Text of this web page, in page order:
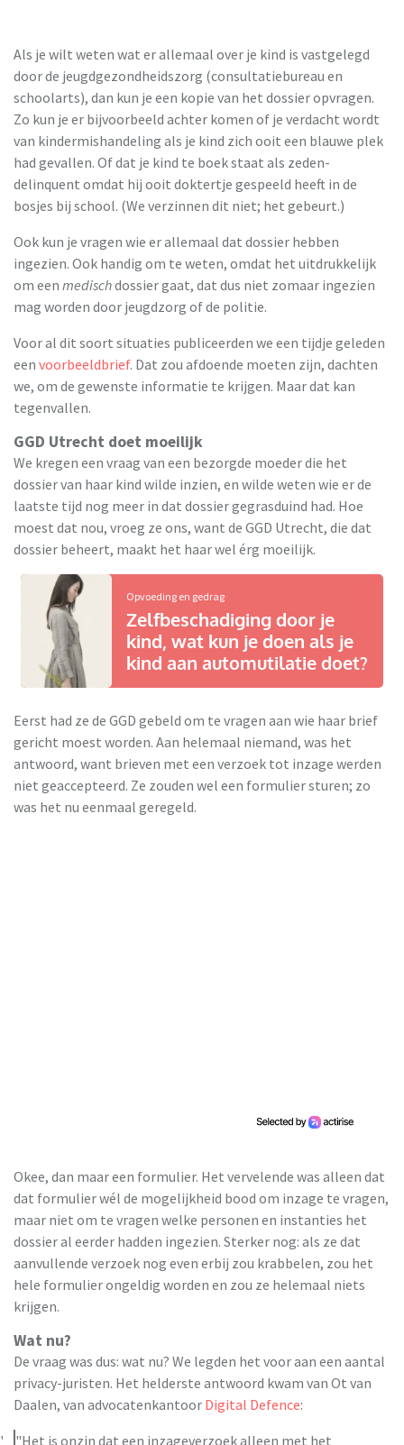
Als je wilt weten wat er allemaal over je kind is vastgelegd
door de jeugdgezondheidszorg (consultatiebureau en
schoolarts), dan kun je een kopie van het dossier opvragen.
Zo kun je er bijvoorbeeld achter komen of je verdacht wordt
van kindermishandeling als je kind zich ooit een blauwe plek
had gevallen. Of dat je kind te boek staat als zeden-
delinquent omdat hij ooit doktertje gespeeld heeft in de
bosjes bij school. (We verzinnen dit niet; het gebeurt.)
Ook kun je vragen wie er allemaal dat dossier hebben
ingezien. Ook handig om te weten, omdat het uitdrukkelijk
om een medischdossier gaat, dat dus niet zomaar ingezien
mag worden door jeugdzorg of de politie.
Voor al dit soort situaties publiceerden we een tijdje geleden
een voorbeeldbrief. Dat zou afdoende moeten zijn, dachten
we, om de gewenste informatie te krijgen. Maar dat kan
tegenvallen.
GGD Utrecht doet moeilijk
We kregen een vraag van een bezorgde moeder die het
dossier van haar kind wilde inzien, en wilde weten wie er de
laatste tijd nog meer in dat dossier gegrasduind had. Hoe
moest dat nou, vroeg ze ons, want de GGD Utrecht, die dat
dossier beheert, maakt het haar wel érg moeilijk.
Opvoeding en gedrag
Zelfbeschadiging door je
kind, wat kun je doen als je
kind aan automutilatie doet?
Eerst had ze de GGD gebeld om te vragen aan wie haar brief
gericht moest worden. Aan helemaal niemand, was het
antwoord, want brieven met een verzoek tot inzage werden
niet geaccepteerd. Ze zouden wel een formulier sturen; zo
was het nu eenmaal geregeld.
Okee, dan maar een formulier. Het vervelende was alleen dat
dat formulier wél de mogelijkheid bood om inzage te vragen,
maar niet om te vragen welke personen en instanties het
dossier al eerder hadden ingezien. Sterker nog: als ze dat
aanvullende verzoek nog even erbij zou krabbelen, zou het
hele formulier ongeldig worden en zou ze helemaal niets
krijgen.
Wat nu?
De vraag was dus: wat nu? We legden het voor aan een aantal
privacy-juristen. Het helderste antwoord kwam van Ot van
Daalen, van advocatenkantoor Digital Defence:
"Het is onzin dat een inzageverzoek alleen met het